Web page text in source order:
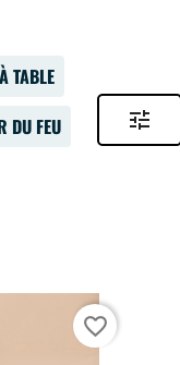
À TABLE
DU FEU
tune
favorite_border